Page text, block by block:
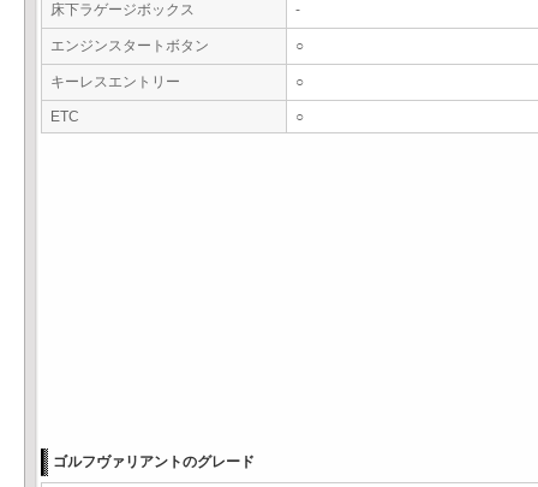
床下ラゲージボックス -
エンジンスタートボタン ○
キーレスエントリー ○
ETC ○
ゴルフヴァリアントのグレード